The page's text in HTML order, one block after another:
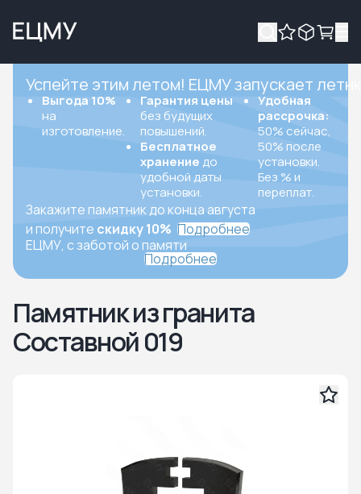
Успейте этим летом! ЕЦМУ запускает
Выгода 10%
на
изготовление.
Гарантия цены
без будущих
повышений.
Бесплатное
хранение до
удобной даты
установки.
Удобная
рассрочка:
50% сейчас,
50% после
установки.
Без % и
переплат.
Закажите памятник до конца августа
и получите скидку 10% Подробнее
ЕЦМУ, с заботой о памяти
Подробнее
Памятник из гранита
Составной 019